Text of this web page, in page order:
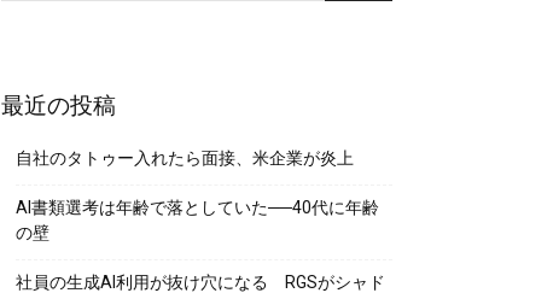
最近の投稿
自社のタトゥー入れたら面接、米企業が炎上
AI書類選考は年齢で落としていた──40代に年齢
の壁
社員の生成AI利用が抜け穴になる RGSがシャド